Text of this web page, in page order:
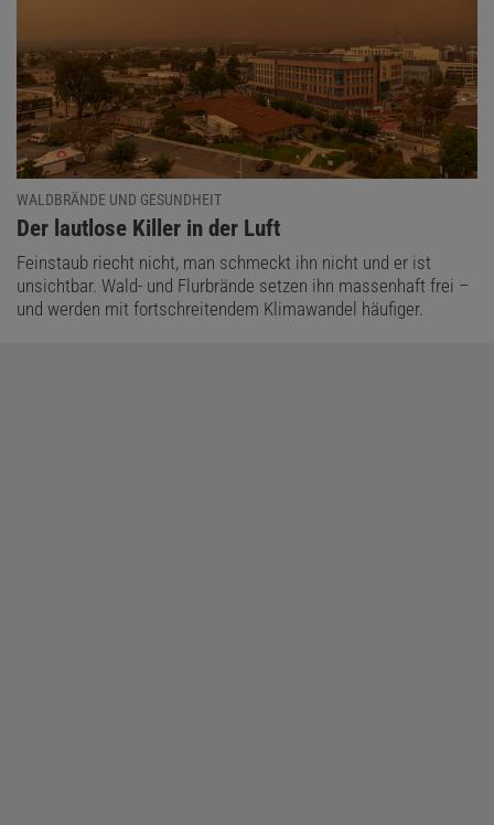
WALDBRÄNDE UND GESUNDHEIT
:
Der lautlose Killer in der Luft
Feinstaub riecht nicht, man schmeckt ihn nicht und er ist
unsichtbar. Wald- und Flurbrände setzen ihn massenhaft frei –
und werden mit fortschreitendem Klimawandel häufiger.